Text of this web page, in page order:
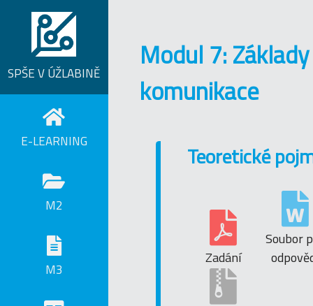
SPŠE V ÚŽLABINĚ
E-LEARNING
M2
M3
Modul 7:
komunikace
Teoretické
Zadání
Soubor